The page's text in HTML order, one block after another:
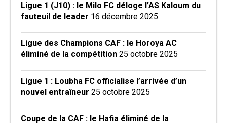
Ligue 1 (J10) : le Milo FC déloge l’AS Kaloum du
fauteuil de leader 16 décembre 2025
Ligue des Champions CAF : le Horoya AC
éliminé de la compétition 25 octobre 2025
Ligue 1 : Loubha FC officialise l’arrivée d’un
nouvel entraîneur 25 octobre 2025
Coupe de la CAF : le Hafia éliminé de la